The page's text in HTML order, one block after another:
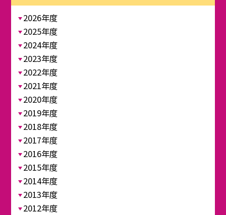
2026年度
2025年度
2024年度
2023年度
2022年度
2021年度
2020年度
2019年度
2018年度
2017年度
2016年度
2015年度
2014年度
2013年度
2012年度